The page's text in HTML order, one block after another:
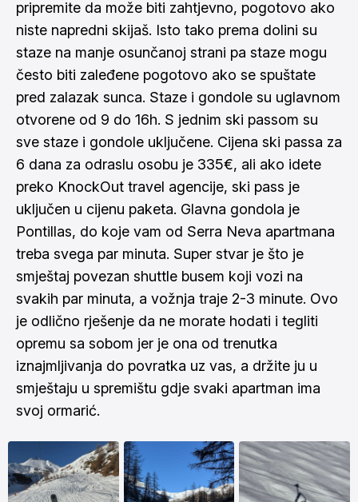
pripremite da može biti zahtjevno, pogotovo ako
niste napredni skijaš. Isto tako prema dolini su
staze na manje osunčanoj strani pa staze mogu
često biti zaleđene pogotovo ako se spuštate
pred zalazak sunca. Staze i gondole su uglavnom
otvorene od 9 do 16h. S jednim ski passom su
sve staze i gondole uključene. Cijena ski passa za
6 dana za odraslu osobu je 335€, ali ako idete
preko KnockOut travel agencije, ski pass je
uključen u cijenu paketa. Glavna gondola je
Pontillas, do koje vam od Serra Neva apartmana
treba svega par minuta. Super stvar je što je
smještaj povezan shuttle busem koji vozi na
svakih par minuta, a vožnja traje 2-3 minute. Ovo
je odlično rješenje da ne morate hodati i tegliti
opremu sa sobom jer je ona od trenutka
iznajmljivanja do povratka uz vas, a držite ju u
smještaju u spremištu gdje svaki apartman ima
svoj ormarić.